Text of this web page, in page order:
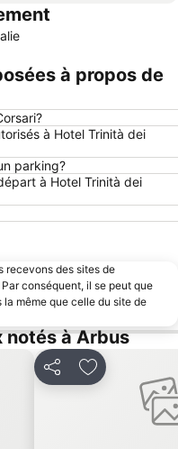
archéologique de Tharros
Maga
di Ingurtosu
di Nebida
Fontanamare
à propos de
à Hotel Trinità dei
parking?
à Hotel Trinità dei
recevons des sites de
conséquent, il se peut que
la même que celle du site de
notés à Arbus
PartagerAjouter à